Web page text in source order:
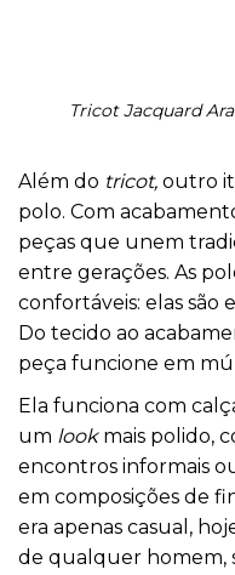
Tricot Jacquard
Além do tricot, outro
polo. Com
peças que unem
entre gerações. As
confortáveis: elas são
Do tecido ao
peça funcione em
Ela funciona com
um lookmais polido,
encontros informais
em composições de
era apenas casual,
de qualquer homem,